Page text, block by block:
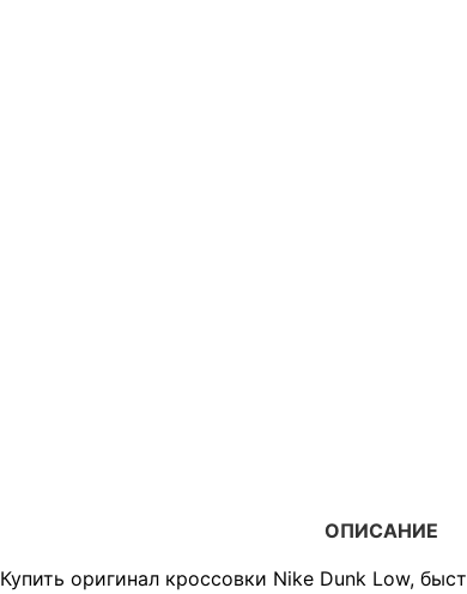
ОПИСАНИЕ
Купить оригинал кроссовки Nike Dunk Low,